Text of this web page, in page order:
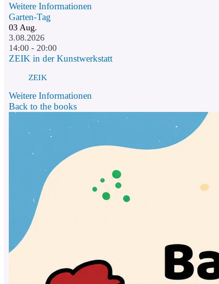
Weitere Informationen
Garten-Tag
03 Aug.
3.08.2026
14:00 - 20:00
ZEIK in der Kunstwerkstatt
ZEIK
Weitere Informationen
Back to the books